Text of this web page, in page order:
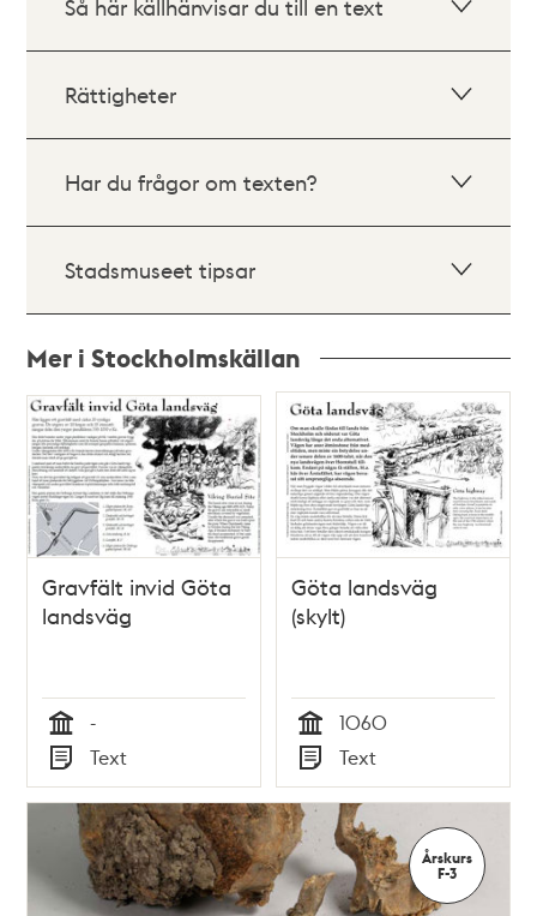
Så här källhänvisar du till en text
Rättigheter
Har du frågor om texten?
Stadsmuseet tipsar
Mer i Stockholmskällan
Relaterade
poster
och
teman
Gravfält invid Göta
landsväg
Tid
-
Typ
Text
Göta landsväg
(skylt)
Tid
1060
Typ
Text
Årskurs
F-3